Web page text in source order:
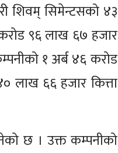
शिवम् सिमेन्टसको ४३
९६ लाख ६७ हजार
१ अर्ब ४६ करोड
लाख ६६ हजार कित्ता
छ । उक्त कम्पनीको